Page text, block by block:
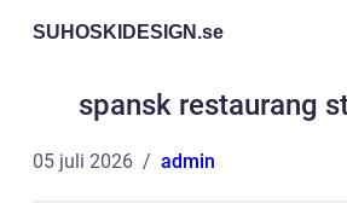
SUHOSKIDESIGN.se
spansk restaurang
05 juli 2026 admin